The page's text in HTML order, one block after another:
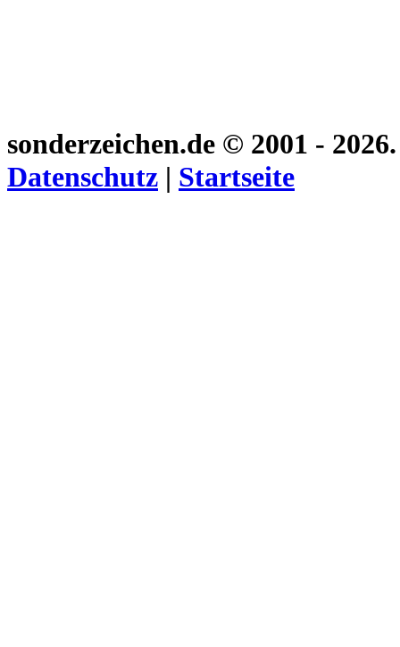
sonderzeichen.de © 2001 -
Datenschutz | Startseite